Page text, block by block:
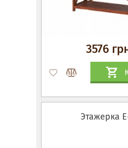
3576
Этажерка